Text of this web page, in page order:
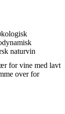
naturvin
for vine med lavt
over for